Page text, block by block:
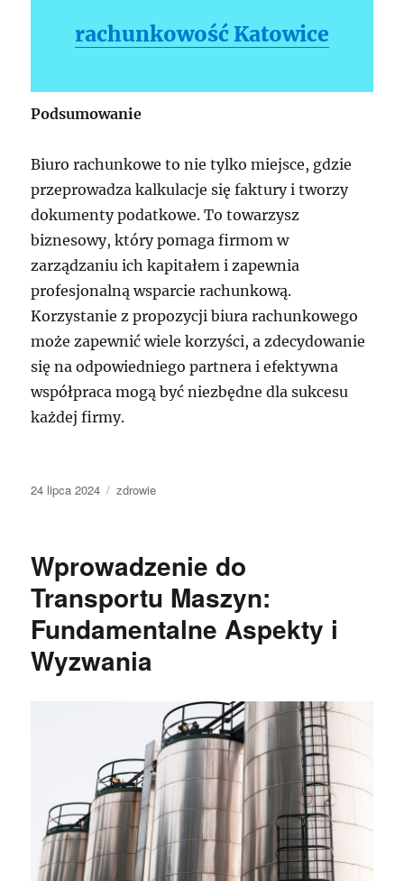
rachunkowość Katowice
Podsumowanie
Biuro rachunkowe to nie tylko miejsce, gdzie
przeprowadza kalkulacje się faktury i tworzy
dokumenty podatkowe. To towarzysz
biznesowy, który pomaga firmom w
zarządzaniu ich kapitałem i zapewnia
profesjonalną wsparcie rachunkową.
Korzystanie z propozycji biura rachunkowego
może zapewnić wiele korzyści, a zdecydowanie
się na odpowiedniego partnera i efektywna
współpraca mogą być niezbędne dla sukcesu
każdej firmy.
Data
24 lipca 2024 Kategorie
zdrowie
Wprowadzenie do
Transportu Maszyn:
Fundamentalne Aspekty i
Wyzwania